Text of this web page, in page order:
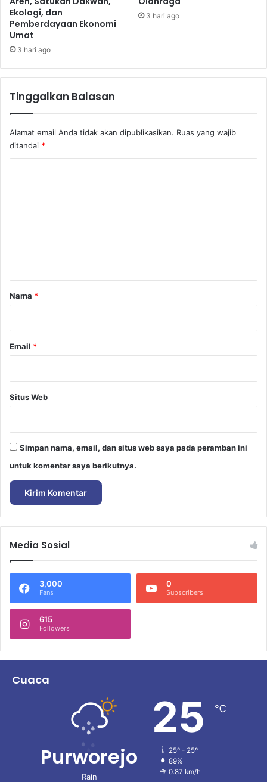
Ekologi, dan
Pemberdayaan Ekonomi
Umat
3 hari ago
3 hari ago
Tinggalkan Balasan
Alamat email Anda tidak akan dipublikasikan. Ruas yang wajib
ditandai *
rNama *
Email *
Situs Web
Simpan nama, email, dan situs web saya pada peramban ini
untuk komentar saya berikutnya.
Media Sosial
3,000
Fans
0
Subscribers
615
Followers
Cuaca
Purworejo
Rain
25 ℃
25º - 25º
89%
0.87 km/h